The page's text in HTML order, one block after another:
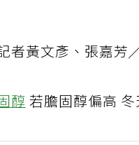
者黃文彥、張嘉芳
醇 若膽固醇偏高